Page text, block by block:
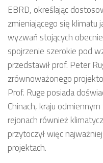
EBRD, określając
zmieniającego się klimatu
wyzwań stojących
spojrzenie szerokie pod
przedstawił prof. Peter
zrównoważonego
Prof. Ruge posiada
Chinach, kraju
rejonach również
przytoczył więc
projektach.